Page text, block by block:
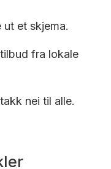
et skjema.
fra lokale
nei til alle.